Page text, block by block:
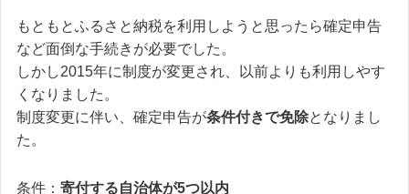
もともとふるさと納税を利用しようと思ったら確定申告
など面倒な手続きが必要でした。
しかし2015年に制度が変更され、以前よりも利用しやす
くなりました。
制度変更に伴い、確定申告が条件付きで免除となりまし
た。
条件： 寄付する自治体が5つ以内